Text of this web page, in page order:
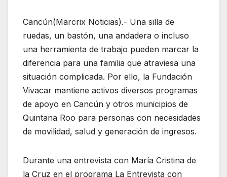
Cancún(Marcrix Noticias).- Una silla de
ruedas, un bastón, una andadera o incluso
una herramienta de trabajo pueden marcar la
diferencia para una familia que atraviesa una
situación complicada. Por ello, la Fundación
Vivacar mantiene activos diversos programas
de apoyo en Cancún y otros municipios de
Quintana Roo para personas con necesidades
de movilidad, salud y generación de ingresos.
Durante una entrevista con María Cristina de
la Cruz en el programa La Entrevista con